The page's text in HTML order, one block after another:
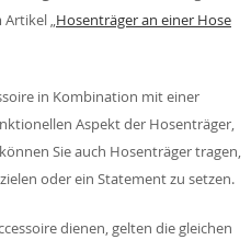
„Hosenträger an einer Hose
in Kombination mit einer
Aspekt der Hosenträger,
Sie auch Hosenträger tragen,
oder ein Statement zu setzen.
dienen, gelten die gleichen